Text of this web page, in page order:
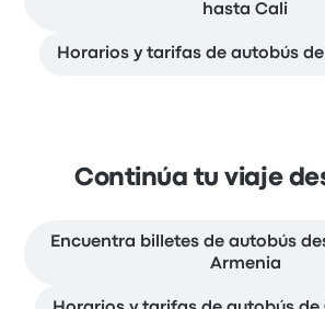
hasta Cali
Horarios y tarifas de autobús
Continúa tu viaje
Encuentra billetes de autobús
Armenia